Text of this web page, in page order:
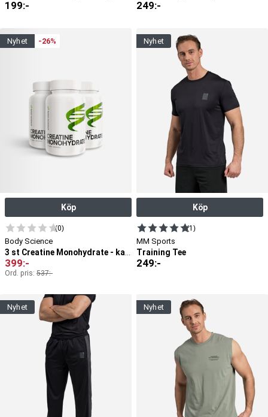
199:- 249:-
nyhet -26%
Köp
(0)
Body Science
399:-
Ord. pris: 537:-
nyhet
Köp
(1)
MM Sports
Training Tee
249:-
nyhet nyhet